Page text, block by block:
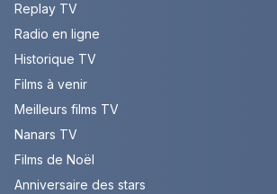
Replay TV
Radio en ligne
Historique TV
Films à venir
Meilleurs films TV
Nanars TV
Films de Noël
Anniversaire des stars